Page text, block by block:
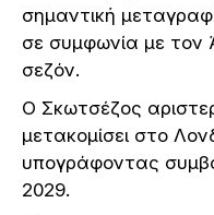
σημαντική
σε συμφωνία με τον
σεζόν.
Ο Σκωτσέζος
μετακομίσει στο
υπογράφοντας
2029.